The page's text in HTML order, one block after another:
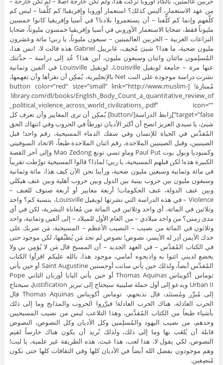
من عهد الاستعمار، أليس كذلك؟ استعمار أوروبا وإفريقيا! كم كلَّفنا – ليس كم
كلَّفهم وإنما كم كلَّفنا – أن يستعمروا بلادنا؟ في آسيا وإفريقيا كانوا خمسين
مليوناً فقط، ضحايا الاستعمار الأوروبي في آسيا وإفريقيا خمسون مليوناً، ضحايا
النزاعات الغربية – الحربين العالميتين – سبعون مليوناً، يا ربي! مائة وعشرون
مليون ضحية، ما هذا؟ شيئ مُخيف، غابرييل Gabriel هذه قالت لا، انس هذا،
المُسلِمون مائتان واثنان وسبعون مليون، أين هذا؟ عُد إلى دراسة – حدَّثتك
عنها مرة – جامعة لويفيل Louisville، لويفيل Louisville في ألفين وثمانية
نشرت دراسة موجودة على النت Net بالإنجليزية، يُمكِن أن تقرأها وأن تفهمها،
مُمتازة! [button color=”red” size=”small” link=”http://www.muslim-
library.com/dl/books/English_Body_Count_a_quantitative_review_of
_political_violence_across_world_civilizations_.pdf” icon=””
target=”false”]رابط الدراسة[/button] يُمكِن أن ترى المعايير وأن تعرف كل
شيئ، يا سيدي العزيز اتضح أن أكثر الأديان تورطاً في الحروب وفي انتهاك الحق
المُقدَّس في الحياة للإنسان وفي سفك الدماء المسيحية، رقم واحد! قبل
الصينيين، وقبل الصينيين الملاحدة، رقم اثنان الملاحدة طبعاً، الاتحاد السوفيتي
وكمبوديا وبول بوت Paul Put وماو تسي تونغ Mao Zedong وإلى آخر القصة
الكبيرة هذه! لكن قبلهم المسيحية، يا ربي! لماذا؟ قالوا المسيحية تورَّطت تقريباً
في مائة وثمانية وسبعين مليون ضحية، ورأينا نحن الآن كيف هذا، مائة وثمانية
وسبعون مليون بين حروب بينية بين الدول وبين حروب أهلية وبين عنف هيكلي
وبين عنف الدولة، عنف الحكومات! أربعة معايير أو أربعة صنوف للعنف –
Violence – في هذه الدراسة التي نشرتها لويفيل Louisville، بنسبة كم؟ واحد
وثلاثين في المائة، أي واحد وثلاثين في المائة من مُعاناة البشرية، لكن في أي
مدى زمني؟ من واحد ميلادي – من العام الأول للميلاد – إلى ألفين وثمانية، واحد
وثلاثون في المائة من نصيب – النصيب الأعظم – المسيحية، مَن ضربك على
خدك الأيمن أدِر له الأيسر، نصوص! نصوص لم تجد مَن يُطبِّقها، لكن موجود حتى
في الكتاب المُقدَّس – في العهد الجديد – أن المسيح قال مَن لا يُؤمِن بي ولا
يخضع لديني ائتوا به واذبحوه أمامي، موجود هذا، بالله عليكم اقرأوا الكتاب
المُقدَّس أيضاً، ولذلك حين يأتي سانت أوجستين Saint Augustine أو حين يأتي
توماس أكويناس Thomas Aquinas أو حين يأتي البابا أوربان الثاني Pope
Urban II ويدعو إلى أول حملة صليبية سيحتاج إلى تبرير Justification، سيحتاج
إلى مُبرِّر ومُستنَد، قال نذبحهم، توماس أكويناس Thomas Aquinas قال
الحرب العادلة، هناك الحرب العادلة! فبرَّروا الحروب والمذابح وما إلى ذلك
بأشياء طبعاً من الكتاب المُقدَّس، وهذا التلاعب ليس من نصيب المسيحيين
وحدهم، من نصيب اليهود والمُسلِمين وكل الأديان وكل النصوص، النصوص
قابلة أن يُلعَب بها وما إلى ذلك، ولذلك نُريد أن يكون هناك حارساً لقيم
النصوص، لكي يقول لا، هذا لعب، هذا عبث، هذه الطريقة غير علمية، يا ليت!
وهم موجودون بفضل الله أيضاً في الأديان كلها وفي الثقافات كلها حتى نكون
مُنصِفين.